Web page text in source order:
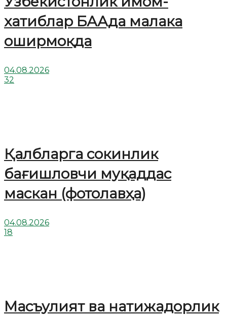
хатиблар БААда малака
оширмоқда
04.08.2026
32
Қалбларга сокинлик
бағишловчи муқаддас
маскан (фотолавҳа)
04.08.2026
18
Масъулият ва натижадорлик